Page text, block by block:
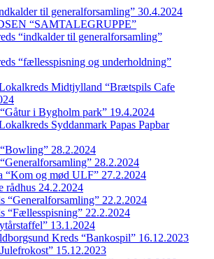
til generalforsamling” 30.4.2024
“SAMTALEGRUPPE”
“indkalder til generalforsamling”
“fællesspisning og underholdning”
Midtjylland “Brætspils Cafe
i Bygholm park” 19.4.2024
Syddanmark Papas Papbar
28.2.2024
28.2.2024
“Kom og mød ULF” 27.2.2024
rådhus 24.2.2024
“Generalforsamling” 22.2.2024
“Fællesspisning” 22.2.2024
13.1.2024
Kreds “Bankospil” 16.12.2023
15.12.2023